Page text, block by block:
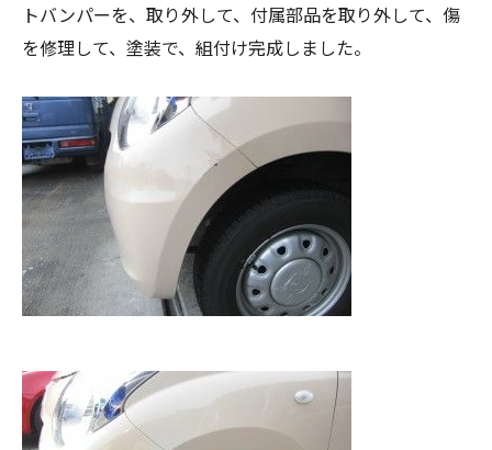
トバンパーを、取り外して、付属部品を取り外して、傷
を修理して、塗装で、組付け完成しました。